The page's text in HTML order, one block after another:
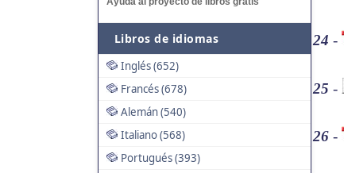
Libros de idiomas
Inglés (652)
Francés (678)
Alemán (540)
Italiano (568)
Portugués (393)
24 -
25 -
26 -